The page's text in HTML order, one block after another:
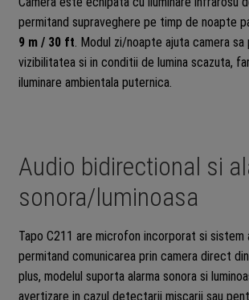
permitand supraveghere pe timp de noapte
9 m / 30 ft. Modul zi/noapte ajuta camera sa
vizibilitatea si in conditii de lumina scazuta,
iluminare ambientala puternica.
Audio bidirectional si
sonora/luminoasa
Tapo C211 are microfon incorporat si sistem
permitand comunicarea prin camera direct
plus, modelul suporta alarma sonora si
avertizare in cazul detectarii miscarii sau